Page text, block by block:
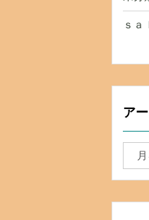
ｓａ
ア
カ